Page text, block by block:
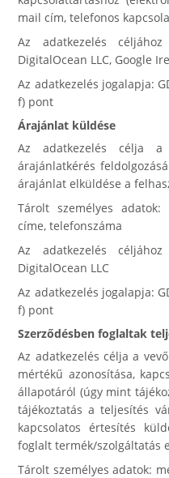
mail cím, telefonos
Az adatkezelés
DigitalOcean LLC, Google
Az adatkezelés jogalapja:
f) pont
Árajánlat küldése
Az adatkezelés célja a
árajánlatkérés
árajánlat elküldése a
Tárolt személyes
címe, telefonszáma
Az adatkezelés
DigitalOcean LLC
Az adatkezelés jogalapja:
f) pont
Szerződésben foglaltak
Az adatkezelés célja a
mértékű azonosítása,
állapotáról (úgy mint
tájékoztatás a teljesítés
kapcsolatos értesítés
foglalt termék/szolgáltatás
Tárolt személyes adatok: